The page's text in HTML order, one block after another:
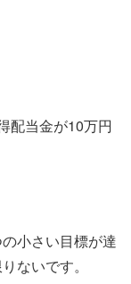
配当金が10万円
小さい目標が達
ないです。